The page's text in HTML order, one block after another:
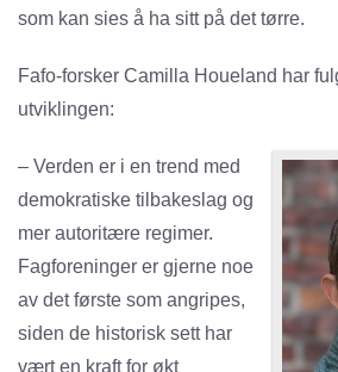
som kan sies å ha sitt på det tørre.
Fafo-forsker Camilla Houeland har
utviklingen:
– Verden er i en trend med
demokratiske tilbakeslag og
mer autoritære regimer.
Fagforeninger er gjerne noe
av det første som angripes,
siden de historisk sett har
vært en kraft for økt